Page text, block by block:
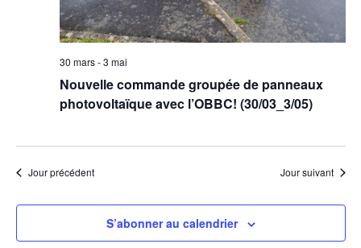
30 mars-3 mai
Nouvelle commande groupée de panneaux
photovoltaïque avec l’OBBC! (30/03_3/05)
Jour précédent Jour suivant
S’abonner au calendrier